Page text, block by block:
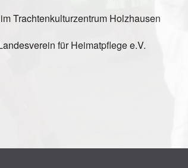
Trachtenkulturzentrum Holzhausen
für Heimatpflege e.V.